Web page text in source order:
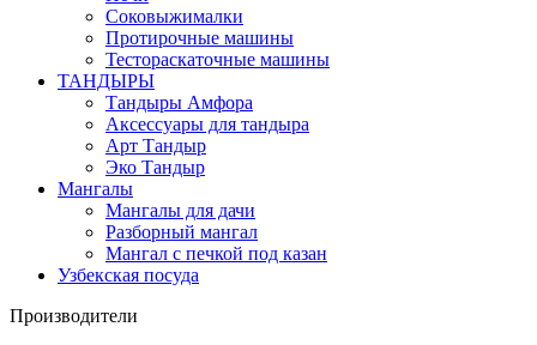
Соковыжималки
Протирочные машины
Тестораскаточные машины
ТАНДЫРЫ
Тандыры Амфора
Аксессуары для тандыра
Арт Тандыр
Эко Тандыр
Мангалы
Мангалы для дачи
Разборный мангал
Мангал с печкой под казан
Узбекская посуда
Производители